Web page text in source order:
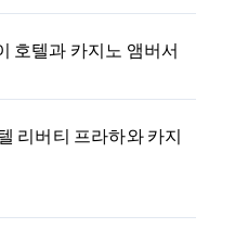
호텔과 카지노 앰버서
리버티 프라하와 카지